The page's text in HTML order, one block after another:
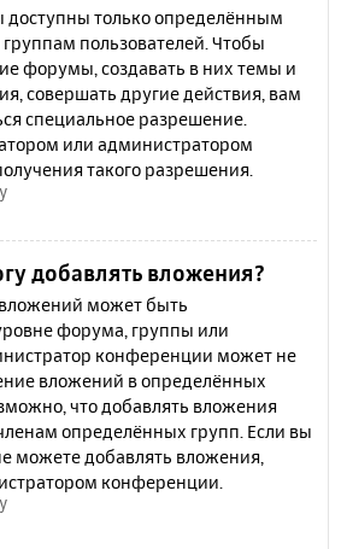
только определённым
пользователей. Чтобы
форумы, создавать в них темы и
совершать другие действия, вам
специальное разрешение.
или администратором
такого разрешения.
добавлять вложения?
может быть
форума, группы или
конференции может не
вложений в определённых
что добавлять вложения
определённых групп. Если вы
можете добавлять вложения,
конференции.